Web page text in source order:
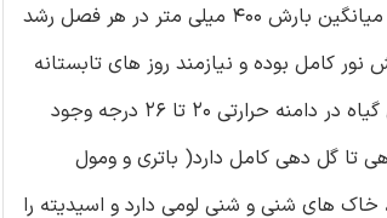
بابونه معطر آلمانی یک گونه اقلیم سرد است که در مناطقی با درجه حرارت 7 تا 26 درجه سانتیگراد و میانگین بارش 400 میلی متر در هر فصل رشد
رشد آن در معرض تابش نور کامل بوده و نیازمند روز های تابستانه
طولانی تر و واحد های حرارتی زیاد برای تولید بهینه اسانس می باشد(آلبرت 2009). اسانس بهینه این گیاه در دامنه حرارتی 20 تا 26 درجه وجود
تا گل دهی کامل دارد( باتری و ومول
های شنی و شنی لومی دارد و اسیدیته را